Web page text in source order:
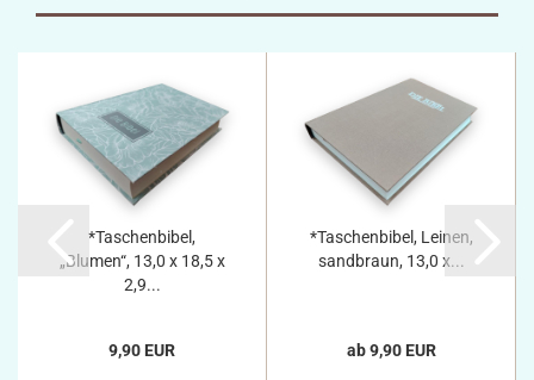
*Taschenbibel,
„Blumen“, 13,0 x 18,5 x
2,9...
9,90 EUR
*Taschenbibel, Leinen,
sandbraun, 13,0 x...
ab 9,90 EUR